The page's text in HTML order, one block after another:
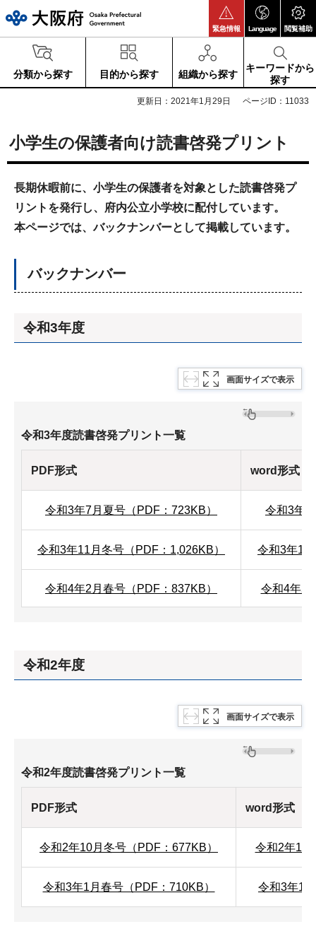
緊急情報 Language 閲覧補助
分類から探す 目的から探す 組織から探す
キーワードから
探す
更新日：2021年1月29日 ページID：11033
小学生の保護者向け読書啓発プリント
長期休暇前に、小学生の保護者を対象とした読書啓発プ
リントを発行し、府内公立小学校に配付しています。
本ページでは、バックナンバーとして掲載しています。
バックナンバー
令和3年度
画面サイズで表示
令和3年度読書啓発プリント一覧
PDF形式 word形式
令和3年7月夏号（PDF：723KB） 令和3年7
令和3年11月冬号（PDF：1,026KB） 令和3年11
令和4年2月春号（PDF：837KB） 令和4年2
令和2年度
画面サイズで表示
令和2年度読書啓発プリント一覧
PDF形式 word形式
令和2年10月冬号（PDF：677KB） 令和2年10
令和3年1月春号（PDF：710KB） 令和3年1